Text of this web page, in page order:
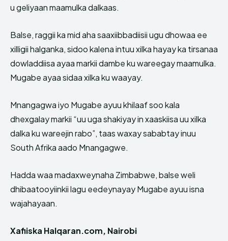
u geliyaan maamulka dalkaas.
Balse, raggii ka mid aha saaxiibbadiisii ugu dhowaa ee
xilligii halganka, sidoo kalena intuu xilka hayay ka tirsanaa
dowladdiisa ayaa markii dambe ku wareegay maamulka.
Mugabe ayaa sidaa xilka ku waayay.
Mnangagwa iyo Mugabe ayuu khilaaf soo kala
dhexgalay markii “uu uga shakiyay in xaaskiisa uu xilka
dalka ku wareejin rabo”, taas waxay sababtay inuu
South Afrika aado Mnangagwe.
Hadda waa madaxweynaha Zimbabwe, balse weli
dhibaatooyiinkii lagu eedeynayay Mugabe ayuu isna
wajahayaan.
Xafiiska Halqaran.com, Nairobi